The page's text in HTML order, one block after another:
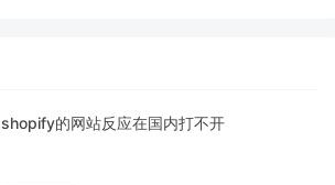
shopify的网站反应在国内打不开